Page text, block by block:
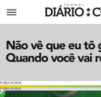
Menu
PUBLICIDADE
PUBLICIDADE